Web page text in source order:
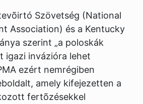
Szövetség (National
Association) és a Kentucky
szerint „a poloskák
igazi invázióra lehet
ezért nemrégiben
amely kifejezetten a
fertõzésekkel